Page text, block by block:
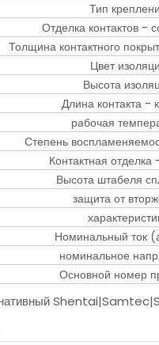
Тип
Отделка контактов -
Толщина контактного
Цвет
Высота
Длина контакта -
рабочая
Степень
Контактная
Высота штабеля
защита от
Номинальный ток
номинальное
Основной номер